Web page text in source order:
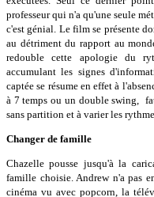
professeur qui n'a qu'une seule
c'est génial. Le film se présente
au détriment du rapport au
redouble cette apologie du
accumulant les signes
captée se résume en effet à
à 7 temps ou un double swing,
sans partition et à varier les
Changer de famille
Chazelle pousse jusqu'à la
famille choisie. Andrew n'a pas
cinéma vu avec popcorn, la